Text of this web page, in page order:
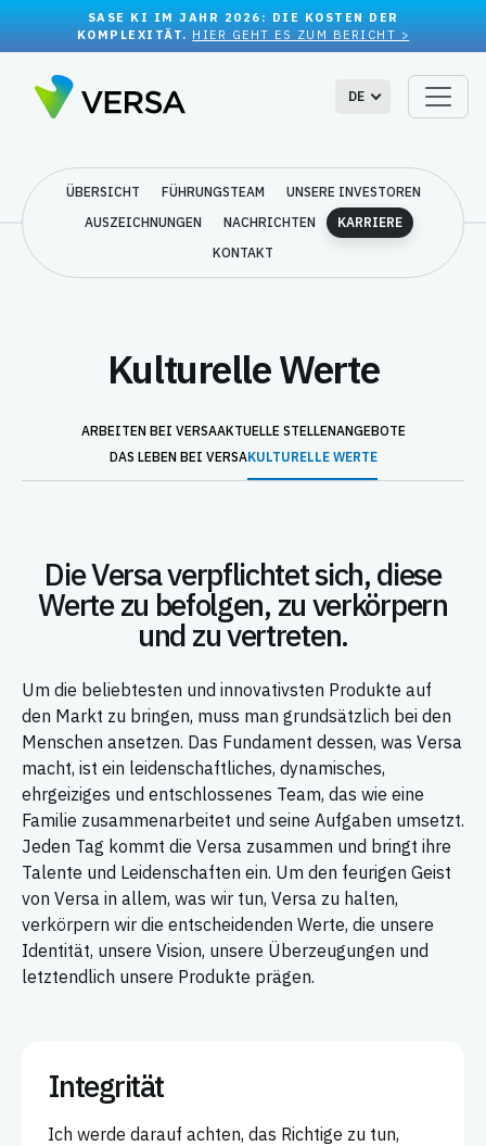
SASE KI IM JAHR 2026: DIE KOSTEN DER
KOMPLEXITÄT. HIER GEHT ES ZUM BERICHT >
DE
ÜBERSICHT FÜHRUNGSTEAM
UNSERE INVESTOREN
AUSZEICHNUNGEN
NACHRICHTEN
KARRIERE
KONTAKT
Kulturelle Werte
ARBEITEN BEI VERSAAKTUELLE STELLENANGEBOTE
DAS LEBEN BEI VERSAKULTURELLE WERTE
Die Versa verpflichtet sich, diese
Werte zu befolgen, zu verkörpern
und zu vertreten.
Um die beliebtesten und innovativsten Produkte auf
den Markt zu bringen, muss man grundsätzlich bei den
Menschen ansetzen. Das Fundament dessen, was Versa
macht, ist ein leidenschaftliches, dynamisches,
ehrgeiziges und entschlossenes Team, das wie eine
Familie zusammenarbeitet und seine Aufgaben umsetzt.
Jeden Tag kommt die Versa zusammen und bringt ihre
Talente und Leidenschaften ein. Um den feurigen Geist
von Versa in allem, was wir tun, Versa zu halten,
verkörpern wir die entscheidenden Werte, die unsere
Identität, unsere Vision, unsere Überzeugungen und
letztendlich unsere Produkte prägen.
Integrität
Ich werde darauf achten, das Richtige zu tun,